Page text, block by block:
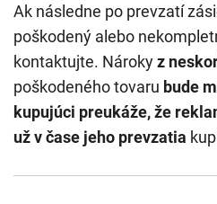
Ak následne po prevzatí
poškodený alebo
kontaktujte. Nárokyz
poškodeného tovaru bude
kupujúci preukáže, že
už v čase jeho prevzatia